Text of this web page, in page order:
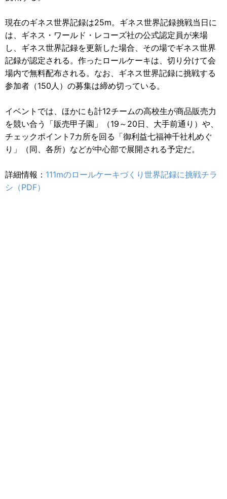
現在のギネス世界記録は25m。ギネス世界記録挑戦当日に
は、ギネス・ワールド・レコーズ社の公式認定員が来場
し、ギネス世界記録を更新した場合、その場でギネス世界
記録が認定される。作ったロールケーキは、切り分けて会
場内で無料配布される。なお、ギネス世界記録に挑戦する
参加者（150人）の募集は締め切っている。
イベントでは、ほかにも計12チームの高校生が商品販売力
を競い合う「販売甲子園」（19～20日、大手前通り）や、
チェックポイント7カ所を回る「御利益七福神千社札めぐ
り」（同、各所）などが中心部で展開される予定だ。
詳細情報： 111mのロールケーキづくり世界記録に挑戦チラ
シ（PDF）